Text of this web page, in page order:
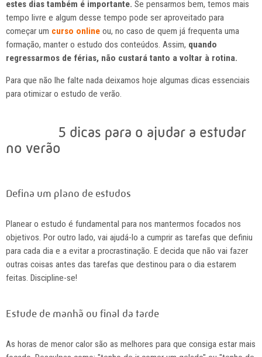
estes dias também é importante. Se pensarmos bem, temos mais
tempo livre e algum desse tempo pode ser aproveitado para
começar um curso online ou, no caso de quem já frequenta uma
formação, manter o estudo dos conteúdos. Assim, quando
regressarmos de férias, não custará tanto a voltar à rotina.
Para que não lhe falte nada deixamos hoje algumas dicas essenciais
para otimizar o estudo de verão.
5 dicas para o ajudar a estudar
no verão
Defina um plano de estudos
Planear o estudo é fundamental para nos mantermos focados nos
objetivos. Por outro lado, vai ajudá-lo a cumprir as tarefas que definiu
para cada dia e a evitar a procrastinação. E decida que não vai fazer
outras coisas antes das tarefas que destinou para o dia estarem
feitas. Discipline-se!
Estude de manhã ou final da tarde
As horas de menor calor são as melhores para que consiga estar mais